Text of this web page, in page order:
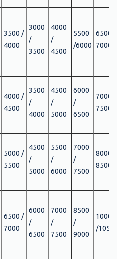
3500 /
4000
3000
/
3500
4000
/
4500
5500
/6000
6500 /
7000
4000 /
4500
3500
/
4000
4500
/
5000
6000
/
6500
7000 /
7500
5000 /
5500
4500
/
5000
5500
/
6000
7000
/
7500
8000 /
8500
6500 /
7000
6000
/
6500
7000
/
7500
8500
/
9000
10000
/